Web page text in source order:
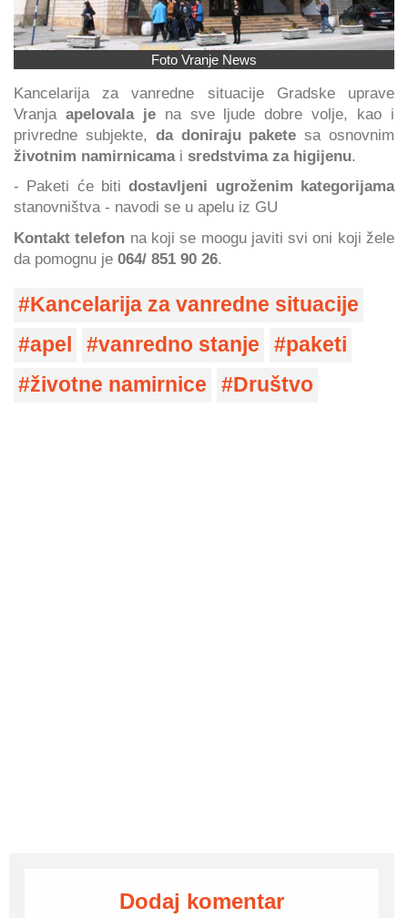
Foto Vranje News
Kancelarija za vanredne situacije Gradske uprave
Vranja apelovala jena sve ljude dobre volje, kao i
privredne subjekte, da doniraju paketesa osnovnim
životnim namirnicamai sredstvima za higijenu.
- Paketi će bitidostavljeni ugroženim kategorijama
stanovništva - navodi se u apelu iz GU
Kontakt telefon na koji se moogu javiti svi oni koji žele
da pomognu je 064/ 851 90 26.
Kancelarija za vanredne situacije
apel
vanredno stanje
paketi
životne namirnice
Društvo
Dodaj komentar